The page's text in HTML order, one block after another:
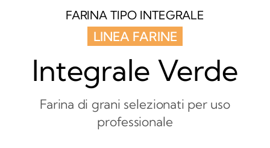
FARINA TIPO INTEGRALE
LINEA FARINE
Integrale Verde
Farina di grani selezionati per uso
professionale